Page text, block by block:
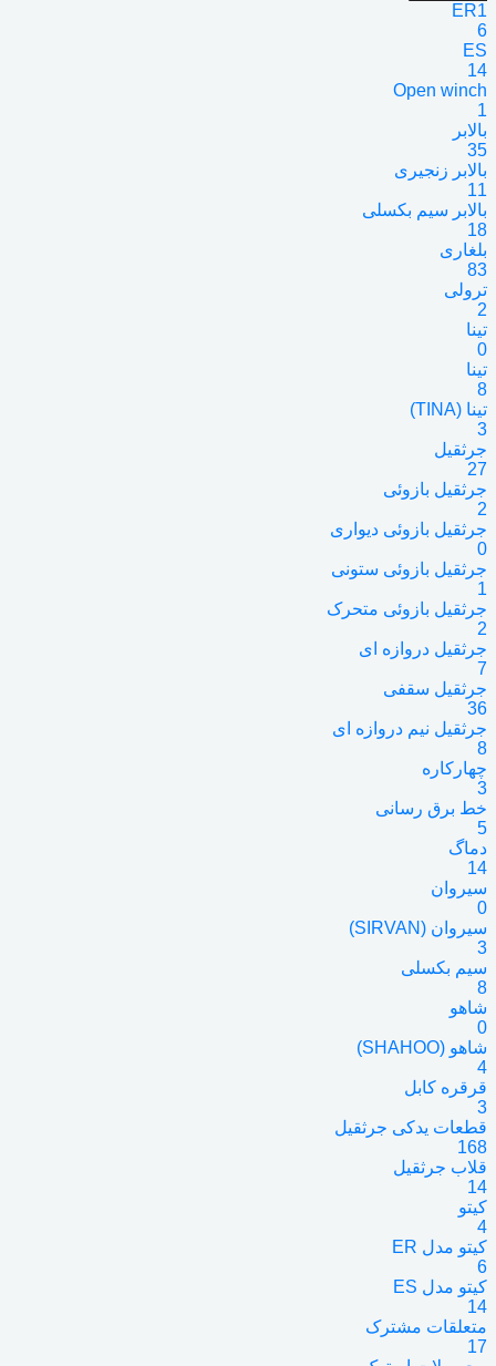
ER1
6
ES
14
Open winch
1
بالابر
35
بالابر زنجیری
11
بالابر سیم بکسلی
18
بلغاری
83
ترولی
2
تینا
0
تینا
8
تینا (TINA)
3
جرثقیل
27
جرثقیل بازوئی
2
جرثقیل بازوئی دیواری
0
جرثقیل بازوئی ستونی
1
جرثقیل بازوئی متحرک
2
جرثقیل دروازه ای
7
جرثقیل سقفی
36
جرثقیل نیم دروازه ای
8
چهارکاره
3
خط برق رسانی
5
دماگ
14
سیروان
0
سیروان (SIRVAN)
3
سیم بکسلی
8
شاهو
0
شاهو (SHAHOO)
4
قرقره کابل
3
قطعات یدکی جرثقیل
168
قلاب جرثقیل
14
کیتو
4
کیتو مدل ER
6
کیتو مدل ES
14
متعلقات مشترک
17